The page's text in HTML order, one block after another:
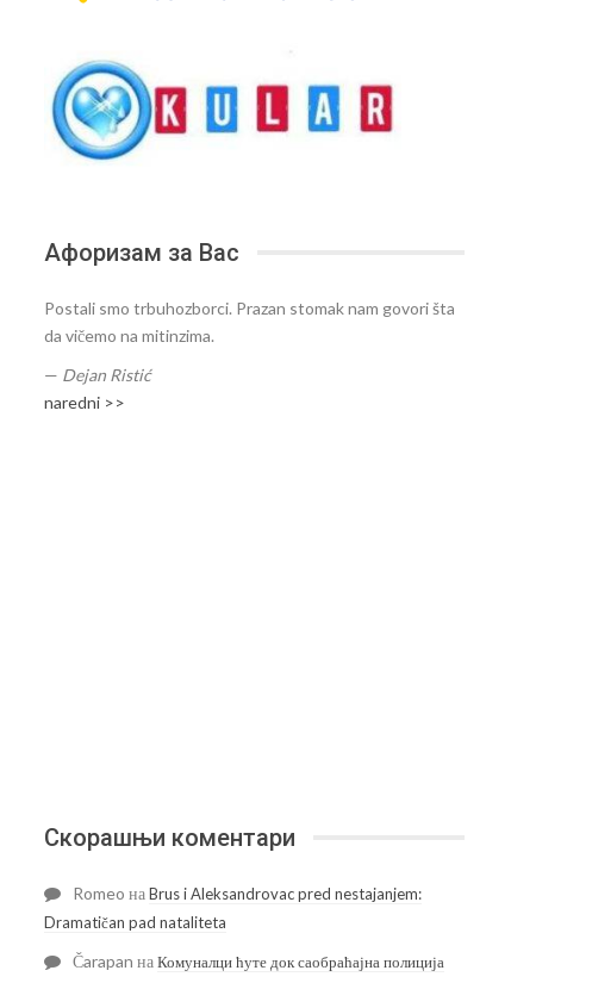
Афоризам за Вас
Postali smo trbuhozborci. Prazan stomak nam govori šta
da vičemo na mitinzima.
— Dejan Ristić
naredni >>
Скорашњи коментари
Romeo наBrus i Aleksandrovac pred nestajanjem:
Dramatičan pad nataliteta
Čarapan наКомуналци ћуте док саобраћајна полиција